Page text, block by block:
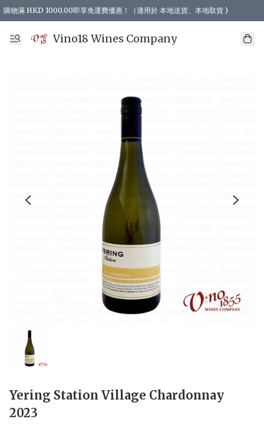
購物滿 HKD 1000.00即享免運費優惠！（適用於 本地送貨、本地取貨 )
Vino18 Wines Company
Yering Station Village Chardonnay
2023